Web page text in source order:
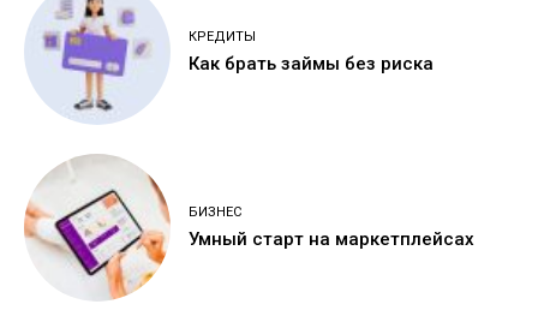
КРЕДИТЫ
Как брать займы без риска
БИЗНЕС
Умный старт на маркетплейсах